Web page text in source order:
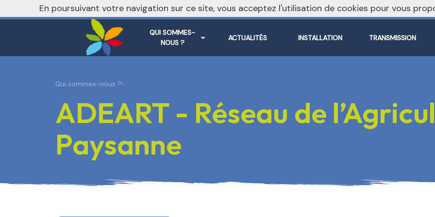
QUI SOMMES-
NOUS ?
ACTUALITÉS INSTALLATION TRANSMISSION
nivo_2026: 1
Qui sommes-nous ?›
ADEART - Réseau de
Paysanne
En poursuivant votre navigation sur ce site, vous acceptez l'utilisation de cookies pour vous